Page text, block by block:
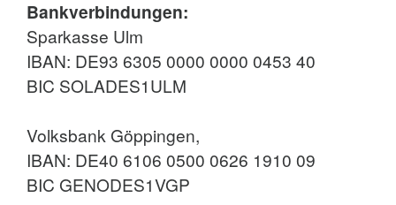
Bankverbindungen:
Sparkasse Ulm
IBAN: DE93 6305 0000 0000 0453 40
BIC SOLADES1ULM
Volksbank Göppingen,
IBAN: DE40 6106 0500 0626 1910 09
BIC GENODES1VGP